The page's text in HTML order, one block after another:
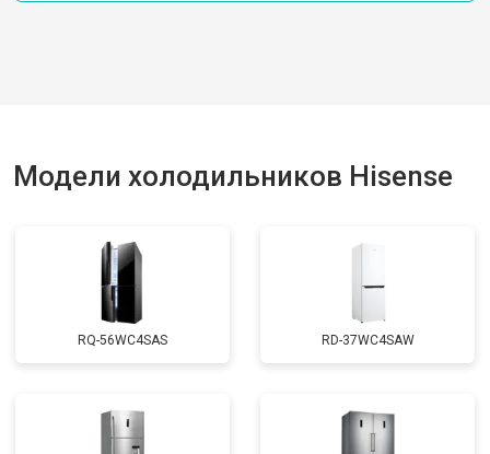
Модели холодильников Hisense
RQ-56WC4SAS RD-37WC4SAW